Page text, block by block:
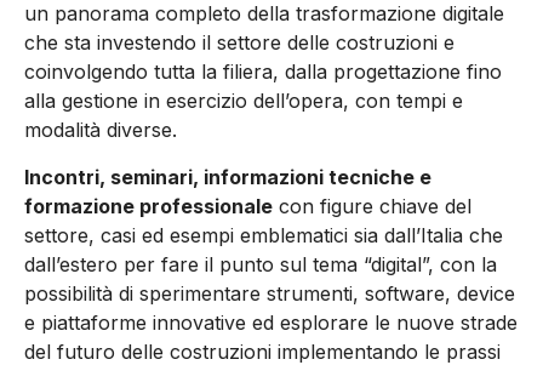
un panorama completo della trasformazione digitale
che sta investendo il settore delle costruzioni e
coinvolgendo tutta la filiera, dalla progettazione fino
alla gestione in esercizio dell’opera, con tempi e
modalità diverse.
Incontri, seminari, informazioni tecniche e
formazione professionale con figure chiave del
settore, casi ed esempi emblematici sia dall’Italia che
dall’estero per fare il punto sul tema “digital”, con la
possibilità di sperimentare strumenti, software, device
e piattaforme innovative ed esplorare le nuove strade
del futuro delle costruzioni implementando le prassi